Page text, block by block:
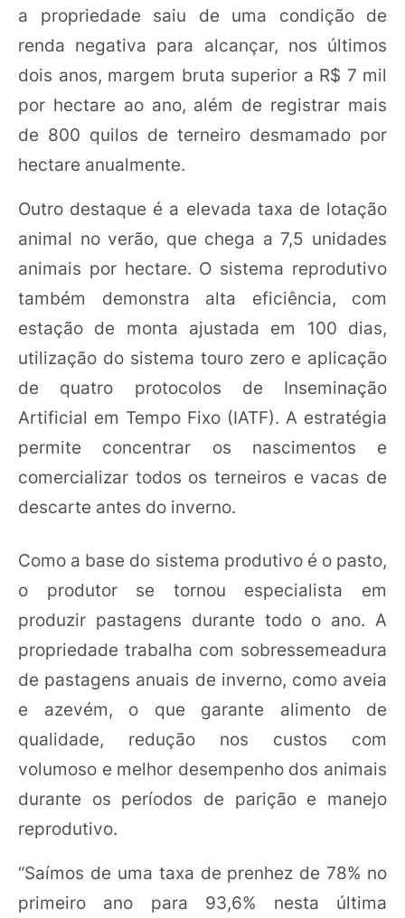
a propriedade saiu de uma condição de
renda negativa para alcançar, nos últimos
dois anos, margem bruta superior a R$ 7 mil
por hectare ao ano, além de registrar mais
de 800 quilos de terneiro desmamado por
hectare anualmente.
Outro destaque é a elevada taxa de lotação
animal no verão, que chega a 7,5 unidades
animais por hectare. O sistema reprodutivo
também demonstra alta eficiência, com
estação de monta ajustada em 100 dias,
utilização do sistema touro zero e aplicação
de quatro protocolos de Inseminação
Artificial em Tempo Fixo (IATF). A estratégia
permite concentrar os nascimentos e
comercializar todos os terneiros e vacas de
descarte antes do inverno.
Como a base do sistema produtivo é o pasto,
o produtor se tornou especialista em
produzir pastagens durante todo o ano. A
propriedade trabalha com sobressemeadura
de pastagens anuais de inverno, como aveia
e azevém, o que garante alimento de
qualidade, redução nos custos com
volumoso e melhor desempenho dos animais
durante os períodos de parição e manejo
reprodutivo.
“Saímos de uma taxa de prenhez de 78% no
primeiro ano para 93,6% nesta última